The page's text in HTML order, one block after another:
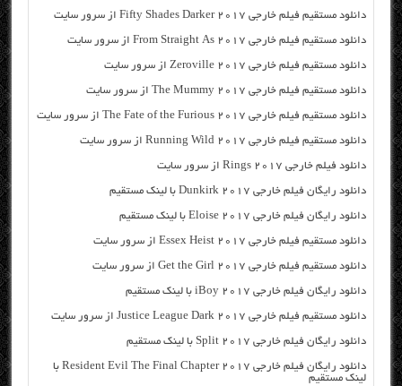
دانلود مستقیم فیلم خارجی Fifty Shades Darker 2017 از سرور سایت
دانلود مستقیم فیلم خارجی From Straight As 2017 از سرور سایت
دانلود مستقیم فیلم خارجی Zeroville 2017 از سرور سایت
دانلود مستقیم فیلم خارجی The Mummy 2017 از سرور سایت
دانلود مستقیم فیلم خارجی The Fate of the Furious 2017 از سرور سایت
دانلود مستقیم فیلم خارجی Running Wild 2017 از سرور سایت
دانلود فیلم خارجی Rings 2017 از سرور سایت
دانلود رایگان فیلم خارجی Dunkirk 2017 با لینک مستقیم
دانلود رایگان فیلم خارجی Eloise 2017 با لینک مستقیم
دانلود مستقیم فیلم خارجی Essex Heist 2017 از سرور سایت
دانلود مستقیم فیلم خارجی Get the Girl 2017 از سرور سایت
دانلود رایگان فیلم خارجی iBoy 2017 با لینک مستقیم
دانلود مستقیم فیلم خارجی Justice League Dark 2017 از سرور سایت
دانلود رایگان فیلم خارجی Split 2017 با لینک مستقیم
دانلود رایگان فیلم خارجی Resident Evil The Final Chapter 2017 با
لینک مستقیم